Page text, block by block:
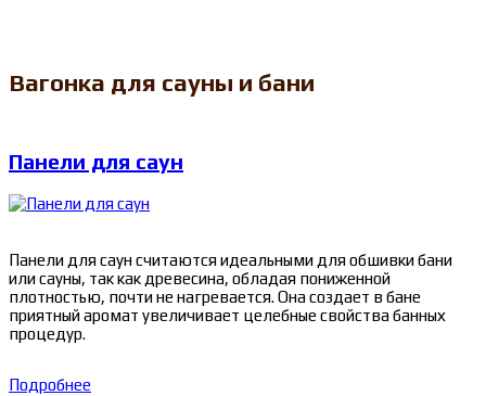
Вагонка для сауны и бани
Панели для саун
Панели для саун считаются идеальными для обшивки бани
или сауны, так как древесина, обладая пониженной
плотностью, почти не нагревается. Она создает в бане
приятный аромат увеличивает целебные свойства банных
процедур.
Подробнее